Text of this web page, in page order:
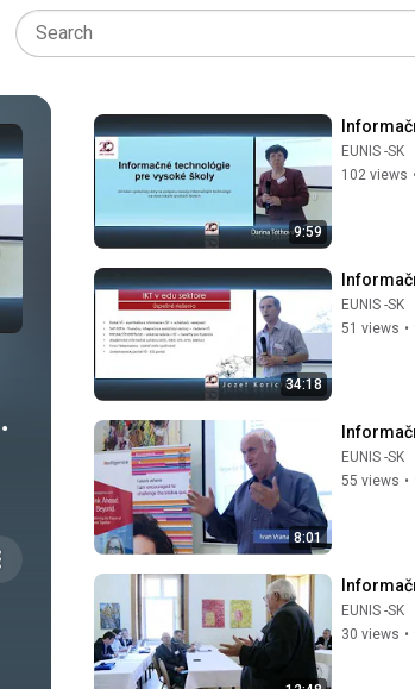
9:59
EUNIS -SK
102 views •
34:18
EUNIS -SK
51 views •
8:01
EUNIS -SK
55 views •
EUNIS -SK
30 views •